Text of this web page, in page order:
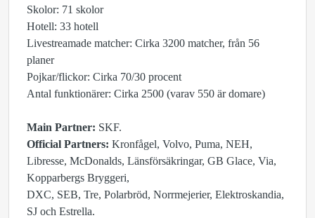
Skolor: 71 skolor
Hotell: 33 hotell
Livestreamade matcher: Cirka 3200 matcher, från 56
planer
Pojkar/flickor: Cirka 70/30 procent
Antal funktionärer: Cirka 2500 (varav 550 är domare)
Main Partner: SKF.
Official Partners: Kronfågel, Volvo, Puma, NEH,
Libresse, McDonalds, Länsförsäkringar, GB Glace, Via,
Kopparbergs Bryggeri,
DXC, SEB, Tre, Polarbröd, Norrmejerier, Elektroskandia,
SJ och Estrella.